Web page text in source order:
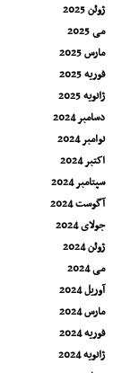
ژوئن 2025
می 2025
مارس 2025
فوریه 2025
ژانویه 2025
دسامبر 2024
نوامبر 2024
اکتبر 2024
سپتامبر 2024
آگوست 2024
جولای 2024
ژوئن 2024
می 2024
آوریل 2024
مارس 2024
فوریه 2024
ژانویه 2024